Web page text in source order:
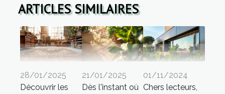
ARTICLES SIMILAIRES
28/01/2025
Découvrir les
21/01/2025
Dès l'instant où
01/11/2024
Chers lecteurs,